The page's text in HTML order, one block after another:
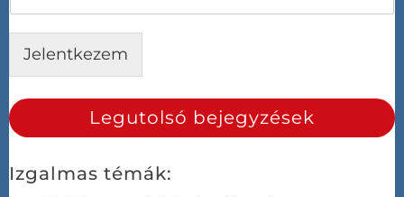
Jelentkezem
Legutolsó bejegyzések
Izgalmas témák: